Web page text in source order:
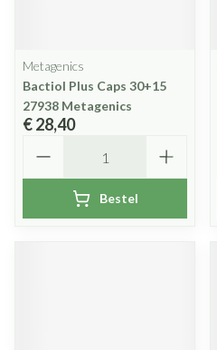
Metagenics
Bactiol Plus Caps 30+15
27938 Metagenics
€ 28,40
Bestel